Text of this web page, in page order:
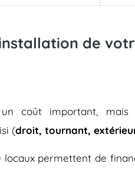
de
un coût important,
(droit, tournant,
permettent de